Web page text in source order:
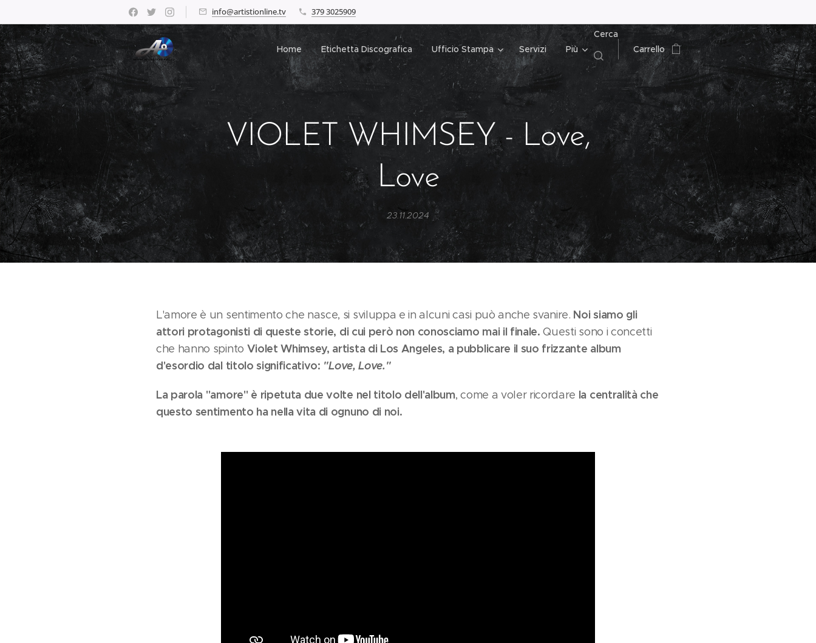
info@artistionline.tv 379 3025909
Home Etichetta Discografica Ufficio Stampa Servizi Più
Cerca
Carrello
VIOLET WHIMSEY - Love,
Love
23.11.2024
L'amore è un sentimento che nasce, si sviluppa e in alcuni casi può anche svanire. Noi siamo gli
attori protagonisti di queste storie, di cui però non conosciamo mai il finale. Questi sono i concetti
che hanno spinto Violet Whimsey, artista di Los Angeles, a pubblicare il suo frizzante album
d'esordio dal titolo significativo: "Love, Love."
La parola "amore" è ripetuta due volte nel titolo dell'album, come a voler ricordare la centralità che
questo sentimento ha nella vita di ognuno di noi.